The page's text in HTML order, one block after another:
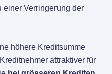
einer Verringerung der
höhere Kreditsumme
attraktiver für